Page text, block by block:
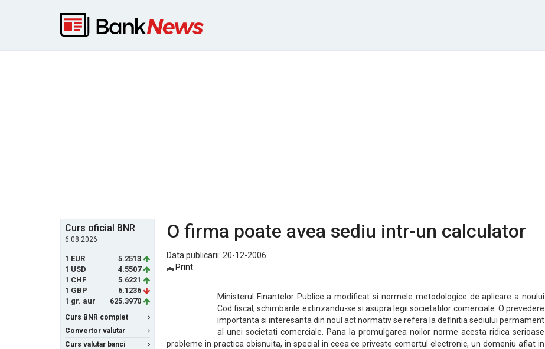
Curs oficial BNR
6.08.2026
1 EUR
5.2513
1 USD
4.5507
1 CHF
5.6221
1 GBP
6.1236
1 gr. aur
625.3970
Curs BNR complet
Convertor valutar
Curs valutar banci
O firma poate avea sediu intr-un calculator
Data publicarii: 20-12-2006
Print
Ministerul Finantelor Publice a modificat si normele metodologice de aplicare a noului
Cod fiscal, schimbarile extinzandu-se si asupra legii societatilor comerciale. O prevedere
importanta si interesanta din noul act normativ se refera la definitia sediului permament
al unei societati comerciale. Pana la promulgarea noilor norme acesta ridica serioase
probleme in practica obisnuita, in special in ceea ce priveste comertul electronic, un domeniu aflat in